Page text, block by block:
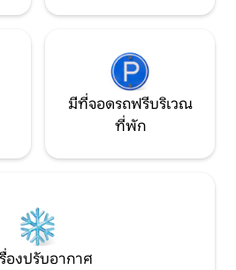
งในห้องนั่งเล่น
มื่อต้องการนอน
ขนาด 150x190
ฟมวิสโกอีลาสติก
สองใบและ
องหนึ่งเป็น
รับการพักผ่อน
ตฟลิกซ์ คุณ
ะเทศของคุณได้
โดยตรง ไม่น่าแปล
อุปกรณ์ครบครันคุ
จานโปรดของคุณไ
และปลอดภัยผ่านร
หน้าต่างกระจกสอ
เพลิดเพลินกับการเ
รองรับผู้ใหญ่ได้สู
คนพร้อมเด็กไม่เกิ
มีที่จอดรถฟรีบริเวณ
ที่พัก
องปรับอากาศ